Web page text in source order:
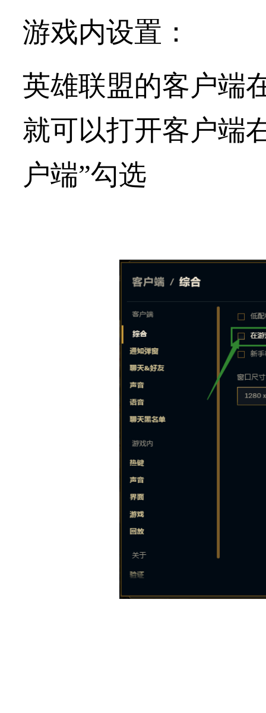
游戏内设置：
英雄联盟的客户端
就可以打开客户端
户端”勾选